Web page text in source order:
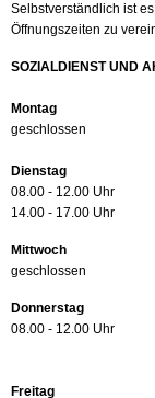
Selbstverständlich ist
Öffnungszeiten zu
SOZIALDIENST UND
Montag
geschlossen
Dienstag
08.00 - 12.00 Uhr
14.00 - 17.00 Uhr
Mittwoch
geschlossen
Donnerstag
08.00 - 12.00 Uhr
Freitag